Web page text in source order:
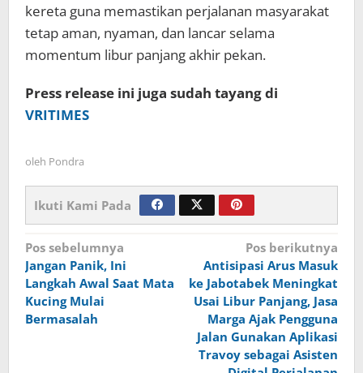
kereta guna memastikan perjalanan masyarakat
tetap aman, nyaman, dan lancar selama
momentum libur panjang akhir pekan.
Press release ini juga sudah tayang di
VRITIMES
oleh Pondra
Ikuti Kami Pada
Navigasi
pos
Pos sebelumnya
Jangan Panik, Ini
Langkah Awal Saat Mata
Kucing Mulai
Bermasalah
Pos berikutnya
Antisipasi Arus Masuk
ke Jabotabek Meningkat
Usai Libur Panjang, Jasa
Marga Ajak Pengguna
Jalan Gunakan Aplikasi
Travoy sebagai Asisten